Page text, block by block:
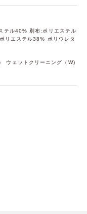
テル40% 別布:ポリエステル
リエステル38% ポリウレタ
ウェットクリーニング（W)